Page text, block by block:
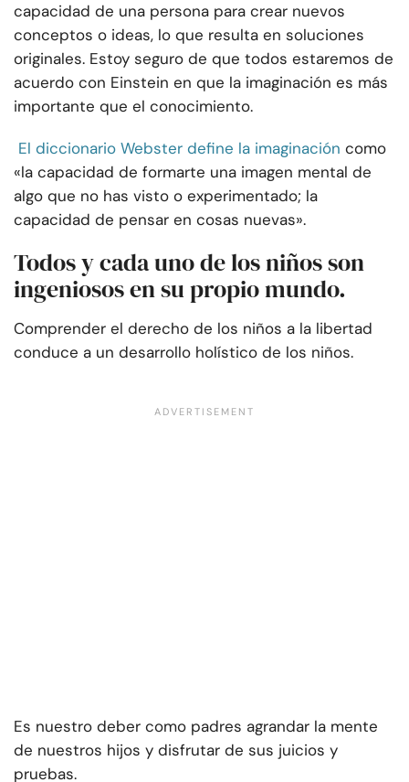
capacidad de una persona para crear nuevos
conceptos o ideas, lo que resulta en soluciones
originales. Estoy seguro de que todos estaremos de
acuerdo con Einstein en que la imaginación es más
importante que el conocimiento.
El diccionario Webster define la imaginación como
«la capacidad de formarte una imagen mental de
algo que no has visto o experimentado; la
capacidad de pensar en cosas nuevas».
Todos y cada uno de los niños son
ingeniosos en su propio mundo.
Comprender el derecho de los niños a la libertad
conduce a un desarrollo holístico de los niños.
Es nuestro deber como padres agrandar la mente
de nuestros hijos y disfrutar de sus juicios y
pruebas.